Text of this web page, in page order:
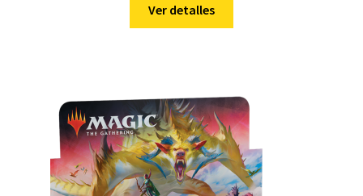
Ver detalles